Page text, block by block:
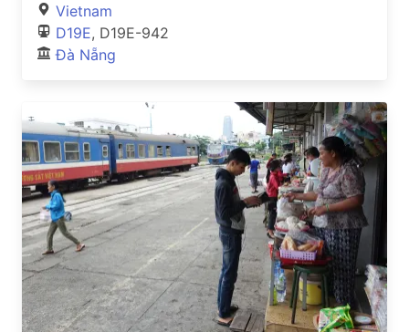
Vietnam
D19E, D19E-942
Đà Nẵng